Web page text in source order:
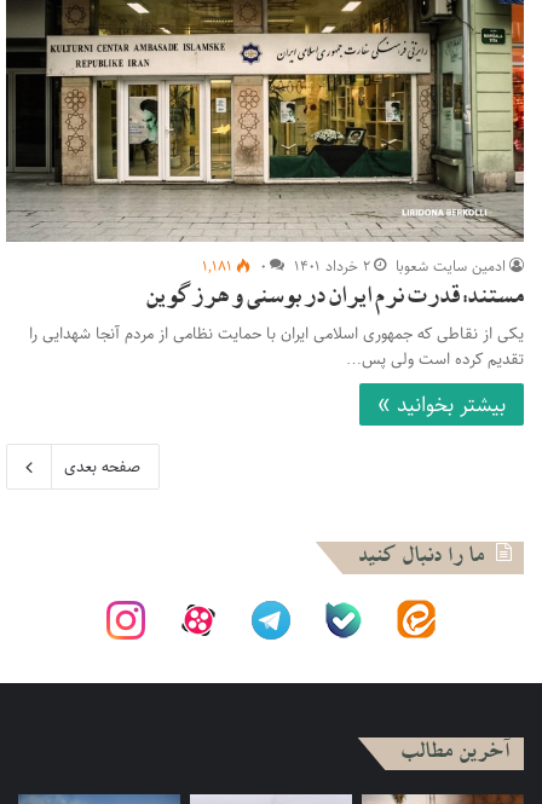
ادمین سایت شعوبا ۲ خرداد ۱۴۰۱ ۰ ۱,۱۸۱
مستند: قدرت نرم ایران در بوسنی و هرزگوین
یکی از نقاطی که جمهوری اسلامی ایران با حمایت نظامی از مردم آنجا شهدایی را
تقدیم کرده است ولی پس…
بیشتر بخوانید »
صفحه بعدی
ما را دنبال کنید
آخرین مطالب